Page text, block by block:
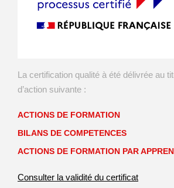
La certification qualité à été délivrée au
d’action suivante :
ACTIONS DE FORMATION
BILANS DE COMPETENCES
ACTIONS DE FORMATION PAR
Consulter la validité du certificat